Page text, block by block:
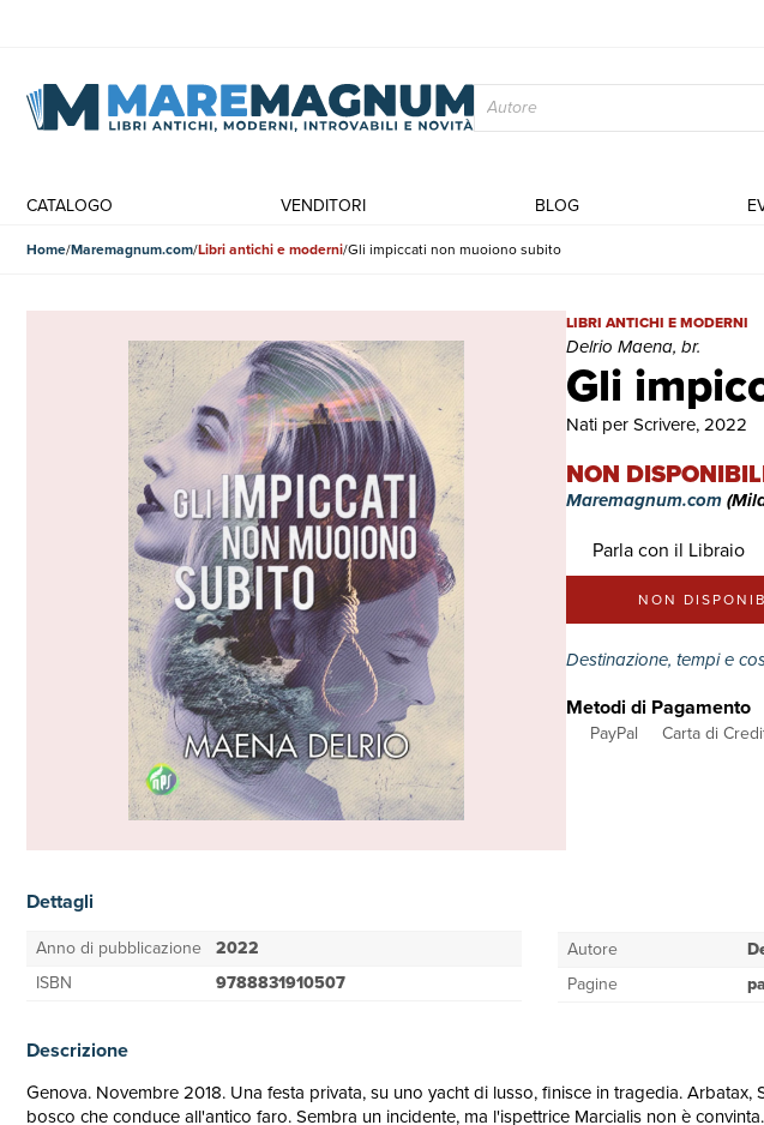
CATALOGO VENDITORI BLOG
Home Maremagnum.com Libri antichi e moderni Gli impiccati non muoiono subito
Gli
Gli impiccati non
LIBRI ANTICHI E MODERNI
Delrio Maena, br.
Nati per Scrivere, 2022
NON
Maremagnum.com
Parla con il Libraio
NON
Destinazione, tempi e
Metodi di Pagamento
PayPal Carta di
Dettagli
Anno di pubblicazione 2022
ISBN
9788831910507
Autore
Pagine
Descrizione
Genova. Novembre 2018. Una festa privata, su uno yacht di lusso, finisce in tragedia.
bosco che conduce all'antico faro. Sembra un incidente, ma l'ispettrice Marcialis non è